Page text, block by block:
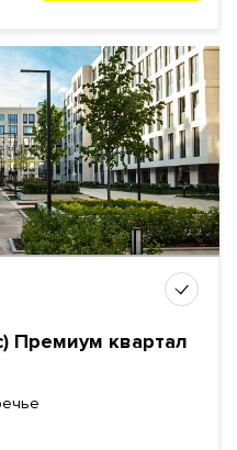
Премиум квартал